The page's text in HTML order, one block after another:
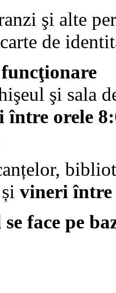
şi alte
de
şi sala
orele
și vineri între
face pe